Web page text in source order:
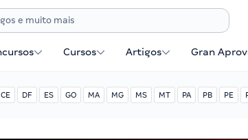
Cursos Artigos Gran
CE DF ES GO MA MG MS MT PA PB PE